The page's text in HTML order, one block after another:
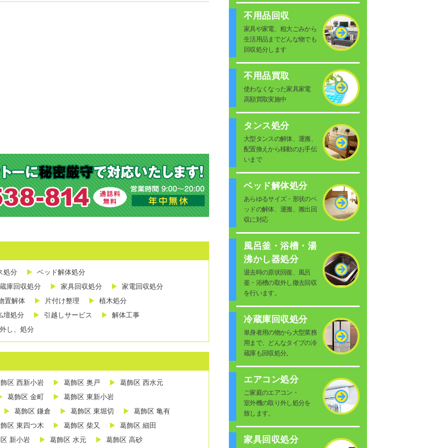
処分
ベッド解体処分
庫回収処分 家具回収処分
家電回収処分
置解体 片付け整理
植木処分
壇処分 引越しサービス
解体工事
し、処分
区 西新小岩 葛飾区 奥戸
葛飾区 西水元
葛飾区 金町
葛飾区 東新小岩
葛飾区 鎌倉 葛飾区 東堀切
葛飾区 亀有
区 東四つ木 葛飾区 柴又
葛飾区 細田
新小岩 葛飾区 水元
葛飾区 高砂
不用品回収
家具や家電、粗大ごみから
生活用品までどんな物でも
回収処分します
不用品買取
使わなくなった家具家電
高額買取実施中
タンス処分
大型タンスの解体、運搬、
配置換えから移動のお手伝
いまで
ベッド解体処分
あらゆるサイズ・形状のベ
ッドの解体、運搬、搬出回
収に対応
風呂釜・浴槽・湯
沸かし器処分
退去時の原状回復、風呂
釜・浴槽の取外し撤去回収
を行います。
冷蔵庫回収処分
単身者用の物から大型業務
用まで、どんなタイプの冷
蔵庫も回収処分。
エアコン処分
ご家庭のエアコン・
室外機の取り外し処分を
致します。
家具回収処分